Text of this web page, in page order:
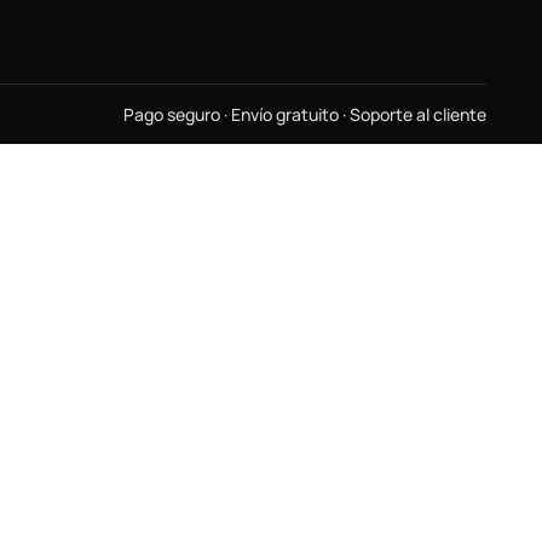
Pago seguro · Envío gratuito · Soporte al cliente